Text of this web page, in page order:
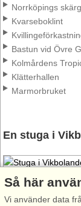
Norrköpings
Kvarseboklint
Bastun vid Övre
Kolmårdens
Klätterhallen
Marmorbruket
En stuga i
Så här
Vi använder data